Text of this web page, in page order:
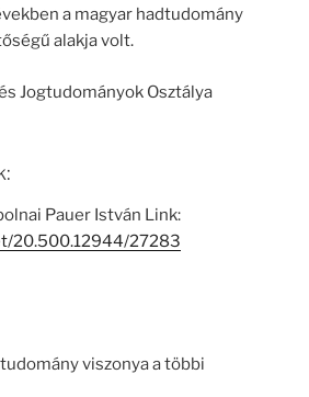
a magyar hadtudomány
alakja volt.
Jogtudományok Osztálya
Pauer István Link:
20.500.12944/27283
viszonya a többi